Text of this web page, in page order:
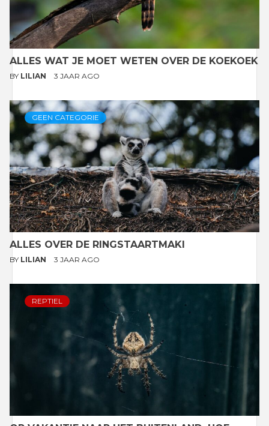
ALLES WAT JE MOET WETEN OVER DE KOEKOEK
BY LILIAN 3 JAAR AGO
GEEN CATEGORIE
ALLES OVER DE RINGSTAARTMAKI
BY LILIAN 3 JAAR AGO
REPTIEL